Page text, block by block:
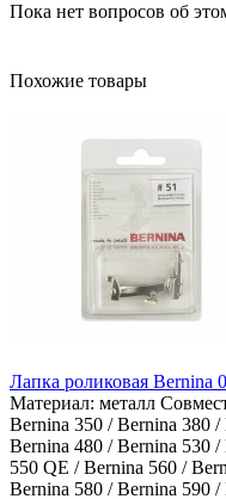
Пока нет вопросов об
Похожие товары
Лапка роликовая Bernina
Материал: металл
Bernina 350 / Bernina 380
Bernina 480 / Bernina 530
550 QE / Bernina 560 /
Bernina 580 / Bernina 590